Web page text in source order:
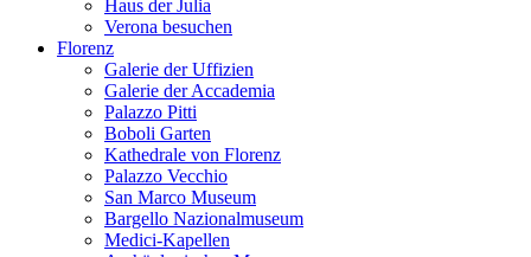
Haus der Julia
Verona besuchen
Florenz
Galerie der Uffizien
Galerie der Accademia
Palazzo Pitti
Boboli Garten
Kathedrale von Florenz
Palazzo Vecchio
San Marco Museum
Bargello Nazionalmuseum
Medici-Kapellen